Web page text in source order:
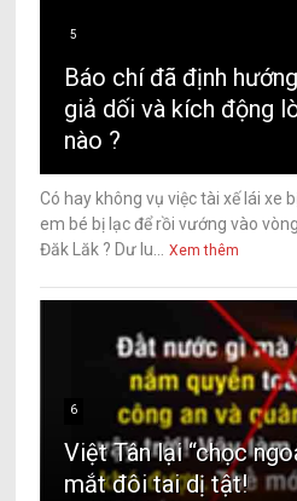
5
Báo chí đã định
giả dối và kích động
nào ?
Có hay không vụ việc tài xế lái xe
em bé bị lạc để rồi vướng vào
Đăk Lăk ? Dư lu...
Xem thêm
6
Việt Tân lại “chọc
mắt đôi tai dị tật!